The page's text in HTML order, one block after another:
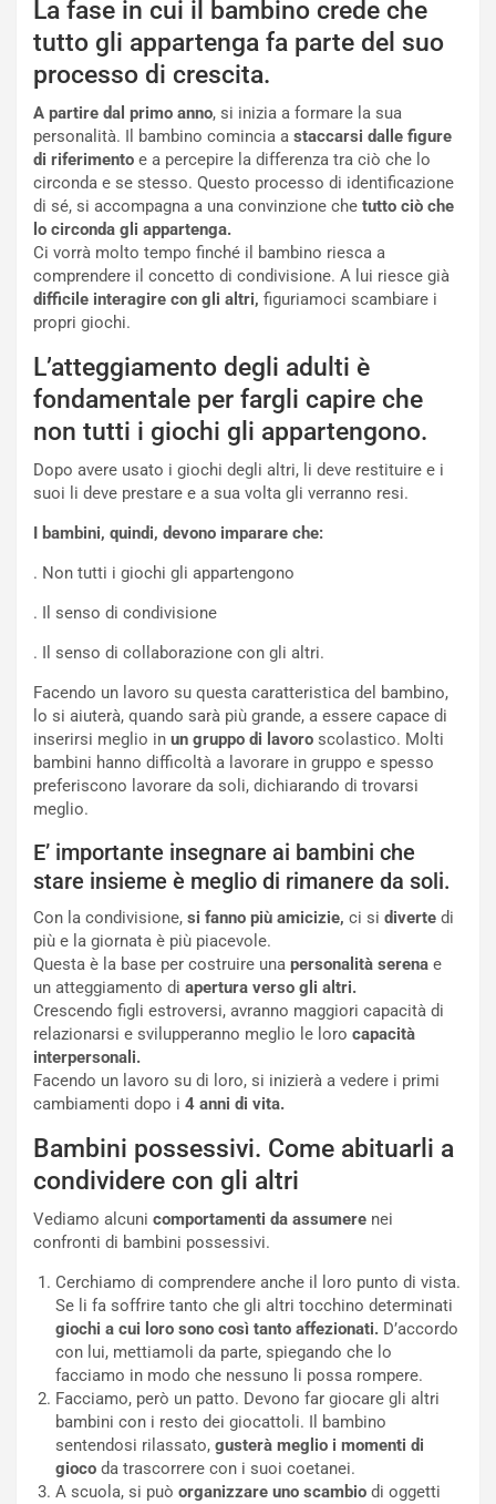
La fase in cui il bambino crede che
tutto gli appartenga fa parte del suo
processo di crescita.
A partire dal primo anno, si inizia a formare la sua
personalità. Il bambino comincia a staccarsi dalle figure
di riferimento e a percepire la differenza tra ciò che lo
circonda e se stesso. Questo processo di identificazione
di sé, si accompagna a una convinzione che tutto ciò che
lo circonda gli appartenga.
Ci vorrà molto tempo finché il bambino riesca a
comprendere il concetto di condivisione. A lui riesce già
difficile interagire con gli altri, figuriamoci scambiare i
propri giochi.
L’atteggiamento degli adulti è
fondamentale per fargli capire che
non tutti i giochi gli appartengono.
Dopo avere usato i giochi degli altri, li deve restituire e i
suoi li deve prestare e a sua volta gli verranno resi.
I bambini, quindi, devono imparare che:
. Non tutti i giochi gli appartengono
. Il senso di condivisione
. Il senso di collaborazione con gli altri.
Facendo un lavoro su questa caratteristica del bambino,
lo si aiuterà, quando sarà più grande, a essere capace di
inserirsi meglio in un gruppo di lavoro scolastico. Molti
bambini hanno difficoltà a lavorare in gruppo e spesso
preferiscono lavorare da soli, dichiarando di trovarsi
meglio.
E’ importante insegnare ai bambini che
stare insieme è meglio di rimanere da soli.
Con la condivisione, si fanno più amicizie, ci si diverte di
più e la giornata è più piacevole.
Questa è la base per costruire una personalità serena e
un atteggiamento di apertura verso gli altri.
Crescendo figli estroversi, avranno maggiori capacità di
relazionarsi e svilupperanno meglio le loro capacità
interpersonali.
Facendo un lavoro su di loro, si inizierà a vedere i primi
cambiamenti dopo i 4 anni di vita.
Bambini possessivi. Come abituarli a
condividere con gli altri
Vediamo alcuni comportamenti da assumere nei
confronti di bambini possessivi.
Cerchiamo di comprendere anche il loro punto di vista.
Se li fa soffrire tanto che gli altri tocchino determinati
giochi a cui loro sono così tanto affezionati. D’accordo
con lui, mettiamoli da parte, spiegando che lo
facciamo in modo che nessuno li possa rompere.
Facciamo, però un patto. Devono far giocare gli altri
bambini con i resto dei giocattoli. Il bambino
sentendosi rilassato, gusterà meglio i momenti di
gioco da trascorrere con i suoi coetanei.
A scuola, si può organizzare uno scambio di oggetti